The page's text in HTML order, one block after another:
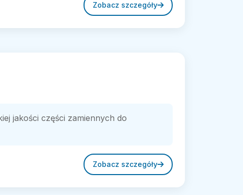
Zobacz szczegóły
jakości części zamiennych do
Zobacz szczegóły